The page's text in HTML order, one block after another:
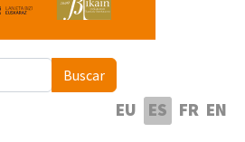
Buscar
EU ES FR EN